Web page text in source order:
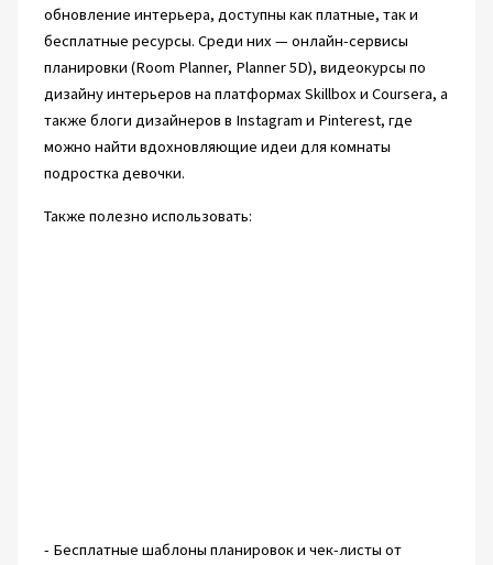
обновление интерьера, доступны как платные, так и
бесплатные ресурсы. Среди них — онлайн-сервисы
планировки (Room Planner, Planner 5D), видеокурсы по
дизайну интерьеров на платформах Skillbox и Coursera, а
также блоги дизайнеров в Instagram и Pinterest, где
можно найти вдохновляющие идеи для комнаты
подростка девочки.
Также полезно использовать:
- Бесплатные шаблоны планировок и чек-листы от